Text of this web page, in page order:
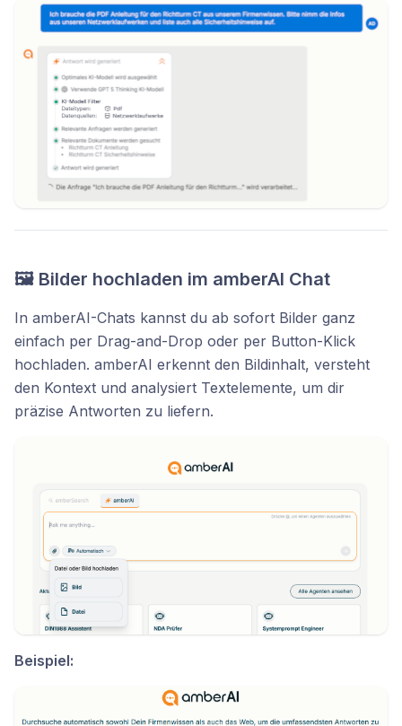
🖼️ Bilder hochladen im amberAI Chat
In amberAI-Chats kannst du ab sofort Bilder ganz
einfach per Drag-and-Drop oder per Button-Klick
hochladen. amberAI erkennt den Bildinhalt, versteht
den Kontext und analysiert Textelemente, um dir
präzise Antworten zu liefern.
Beispiel: